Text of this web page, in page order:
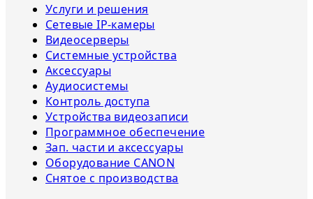
Услуги и решения
Сетевые IP-камеры
Видеосерверы
Системные устройства
Аксессуары
Аудиосистемы
Контроль доступа
Устройства видеозаписи
Программное обеспечение
Зап. части и аксессуары
Оборудование CANON
Снятое с прoизвoдства